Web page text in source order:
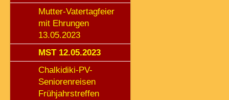
Mutter-Vatertagfeier
mit Ehrungen
13.05.2023
MST 12.05.2023
Chalkidiki-PV-
Seniorenreisen
Frühjahrstreffen